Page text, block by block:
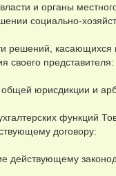
и органы
социально-
решений, касающихся
своего представителя:
общей юрисдикции и
функций
договору:
действующему